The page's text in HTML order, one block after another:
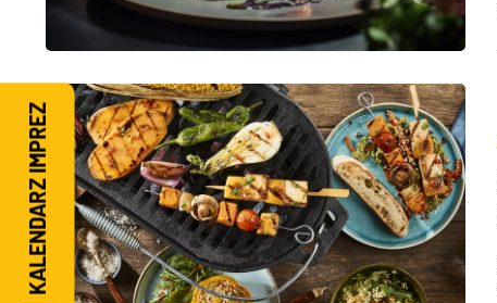
KALENDARZ IMPREZ